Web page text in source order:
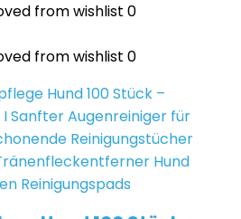
from wishlist 0
from wishlist 0